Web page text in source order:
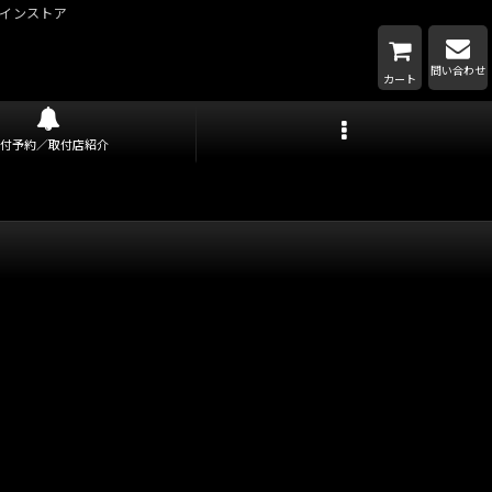
ンストア
カート
問い合わせ
予約／取付店紹介